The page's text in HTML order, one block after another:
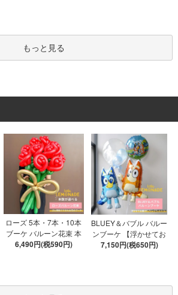
ツ52枚 推し活
もっと見る
ローズ 5本・7本・10本
ブーケ バルーン花束 本
数が選べる 【膨らませ
6,490円(税590円)
BLUEY＆バブル バルー
ンブーケ 【浮かせてお
届け】 ヘリウムガス入
7,150円(税650円)